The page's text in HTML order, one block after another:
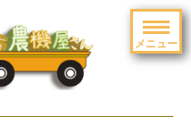
メニュー